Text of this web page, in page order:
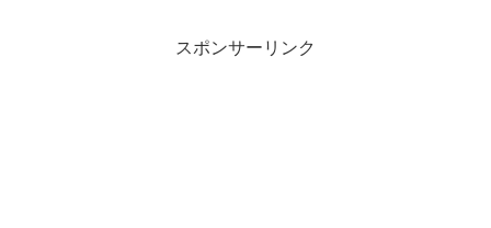
スポンサーリンク